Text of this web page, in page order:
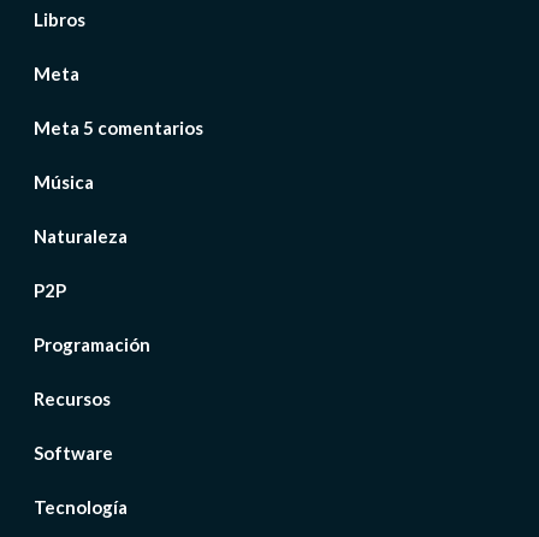
Libros
Meta
Meta 5 comentarios
Música
Naturaleza
P2P
Programación
Recursos
Software
Tecnología